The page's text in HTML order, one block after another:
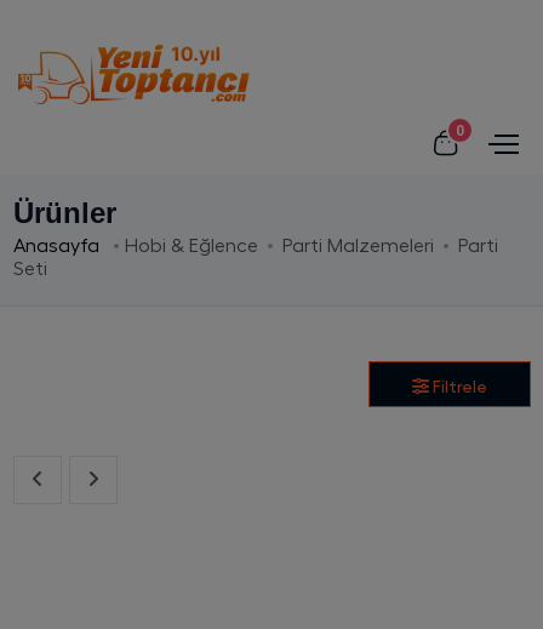
0
Ürünler
Anasayfa Hobi & Eğlence Parti Malzemeleri
Parti
Seti
Filtrele